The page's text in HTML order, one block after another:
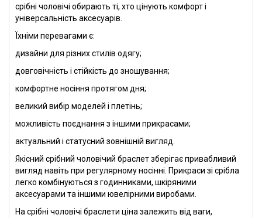
срібні чоловічі обирають ті, хто цінують комфорт і
універсальність аксесуарів.
Їхніми перевагами є:
дизайни для різних стилів одягу;
довговічність і стійкість до зношування;
комфортне носіння протягом дня;
великий вибір моделей і плетінь;
можливість поєднання з іншими прикрасами;
актуальний і статусний зовнішній вигляд.
Якісний срібний чоловічий браслет зберігає привабливий
вигляд навіть при регулярному носінні. Прикраси зі срібла
легко комбінуються з годинниками, шкіряними
аксесуарами та іншими ювелірними виробами.
На срібні чоловічі браслети ціна залежить від ваги,